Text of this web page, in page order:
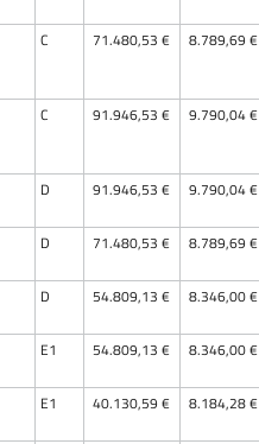
C 71.480,53 € 8.789,69 €
C 91.946,53 € 9.790,04 €
D 91.946,53 € 9.790,04 €
D 71.480,53 € 8.789,69 €
D 54.809,13 € 8.346,00 €
E1 54.809,13 € 8.346,00 €
E1 40.130,59 € 8.184,28 €